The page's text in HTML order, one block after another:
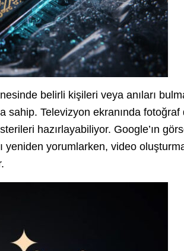
belirli kişileri veya anıları
sahip. Televizyon ekranında
hazırlayabiliyor. Google’ın
yeniden yorumlarken, video